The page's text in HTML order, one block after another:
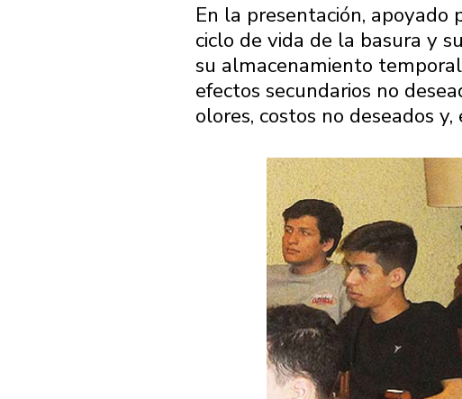
En la presentación, apoyado
ciclo de vida de la basura y
su almacenamiento
efectos secundarios no
olores, costos no deseados